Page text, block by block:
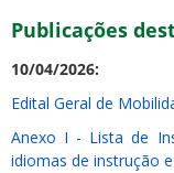
Publicações
10/04/2026:
Edital Geral de
Anexo I - Lista de
idiomas de instrução